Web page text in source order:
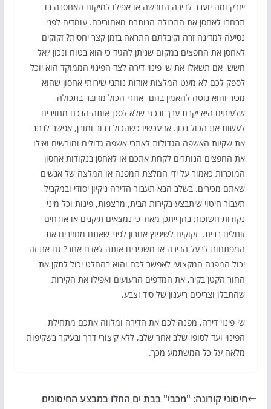
ייזרק ומה יועבר לדירה החדשה או אפילו למיקום האחסנה בו
תבחרו לאחסן את התכולה הנותרת מאחוריכם. עומדים לפני
נסיעה למדינה זרה וקיבלתם התראה בזמן קצר יחסית? זקוקים
לאחסן את החפצים במקום שניתן להגיד כי הוא בטוח ונכון ?אל
חשש, אם תשאלו את שי פינוי דירה לצד הפינוי הממוקד הוא יוכל
לספק לכם לא מעט המלצות אודות נותני שירותי אחסון שהוא
מכיר והוא נוטה להאמין בהם- אחרי הכול מדובר בתכולה
שלעיתים היא יקרת ערך ובכדי שלא לסכן אותה הנכם מחויבים
לעשות את הכול נכון. אז עכשיו כשהכול ברור ומובן, אפשר לנתב
את שקיות האשפה הגדולות לאתרי אשפה גדולים ומורשים ואילו
את החפצים הנותרים לקחת אתכם או לאחסן בנקודות אחסון
המוכרות כאמור על ידי המלצת המפנה או המלצה של אנשים
שאתם מכירים. בשלב הבא תעבור הדירה ניקיון יסודי ובמקביל
תעבור חיטוי שיתבצע בקירות הבית, מרצפות, פינות וכל מיני
נקודות חשוכות בהן ייתכן מאוד כי נמצאים תיקנים או אורחים
זוחלים בבית. זקוקים לשיפוץ אחרון לפני שאתם מחזירים את
המפתחות לבעל הדירה או משכירים אותה לאדם אחר? גם את זה
יכול המפנה המקצועי לאפשר לכם והוא בהחלט יכול לתקן את
החור הקטן בקיר, את המדפים הרעועים ואפילו את הקירות
שהתבלו וצריכים ריענון של סיד וצבע.
שי פינוי דירה, מפנה לכם את הדירה ומלווה אתכם מתחילת
הפינוי ועד לסופו שלב אחר שלב, ללא קיצורי דרך ובעיקר בשקיפות
מלאה על כל המשתמע מכך.
חיסוני קורונה: "מכבי" בבת ים החלו במבצע החיסונים